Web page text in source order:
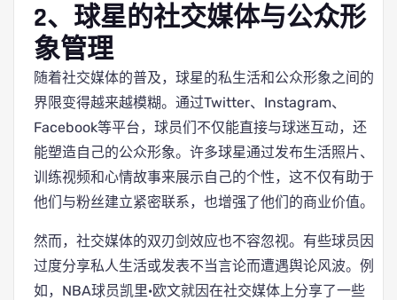
2、球星的社交媒体与公众形
象管理
随着社交媒体的普及，球星的私生活和公众形象之间的
界限变得越来越模糊。通过Twitter、Instagram、
Facebook等平台，球员们不仅能直接与球迷互动，还
能塑造自己的公众形象。许多球星通过发布生活照片、
训练视频和心情故事来展示自己的个性，这不仅有助于
他们与粉丝建立紧密联系，也增强了他们的商业价值。
然而，社交媒体的双刃剑效应也不容忽视。有些球员因
过度分享私人生活或发表不当言论而遭遇舆论风波。例
如，NBA球员凯里·欧文就因在社交媒体上分享了一些